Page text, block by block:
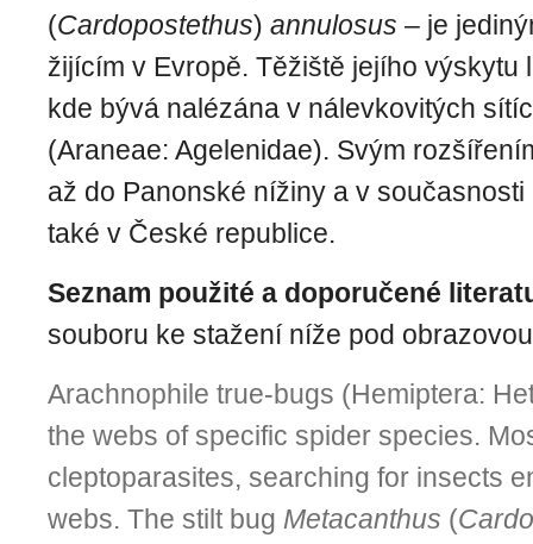
(Cardopostethus) annulosus – je
žijícím v Evropě. Těžiště jejího výskytu
kde bývá nalézána v nálevkovitých
(Araneae: Agelenidae). Svým
až do Panonské nížiny a v
také v České republice.
Seznam použité a doporučené
souboru ke stažení níže pod
Arachnophile true-bugs (Hemiptera:
the webs of specific spider species.
cleptoparasites, searching for insects
webs. The stilt bug Metacanthus (